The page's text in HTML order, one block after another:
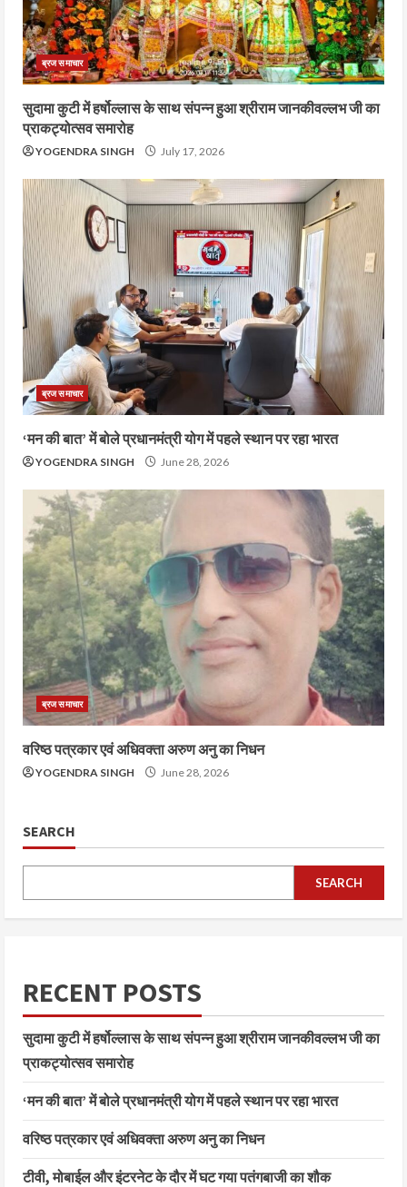
ब्रज समाचार
सुदामा कुटी में हर्षोल्लास के साथ संपन्न हुआ श्रीराम जानकीवल्लभ जी का
प्राकट्योत्सव समारोह
YOGENDRA SINGH July 17, 2026
ब्रज समाचार
‘मन की बात’ में बोले प्रधानमंत्री योग में पहले स्थान पर रहा भारत
YOGENDRA SINGH June 28, 2026
ब्रज समाचार
वरिष्ठ पत्रकार एवं अधिवक्ता अरुण अनु का निधन
YOGENDRA SINGH June 28, 2026
SEARCH
SEARCH
RECENT POSTS
सुदामा कुटी में हर्षोल्लास के साथ संपन्न हुआ श्रीराम जानकीवल्लभ जी का
प्राकट्योत्सव समारोह
‘मन की बात’ में बोले प्रधानमंत्री योग में पहले स्थान पर रहा भारत
वरिष्ठ पत्रकार एवं अधिवक्ता अरुण अनु का निधन
टीवी, मोबाईल और इंटरनेट के दौर में घट गया पतंगबाजी का शौक